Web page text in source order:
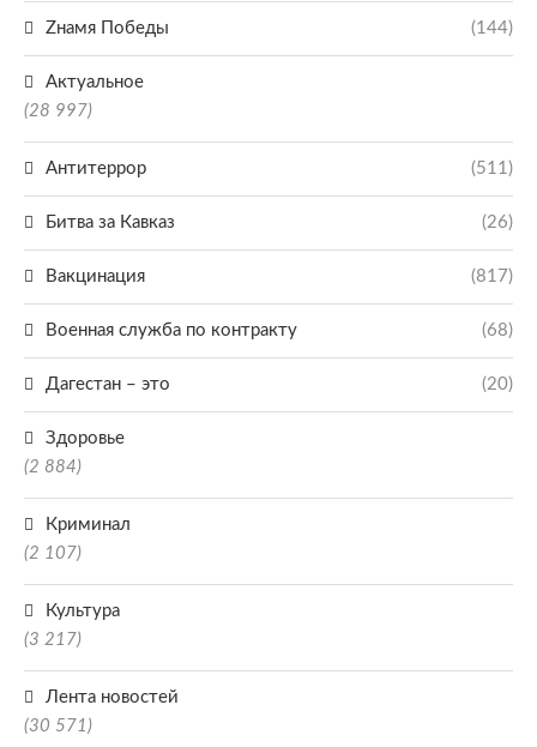
Zнамя Победы (144)
Актуальное
(28 997)
Антитеррор (511)
Битва за Кавказ (26)
Вакцинация (817)
Военная служба по контракту (68)
Дагестан – это (20)
Здоровье
(2 884)
Криминал
(2 107)
Культура
(3 217)
Лента новостей
(30 571)